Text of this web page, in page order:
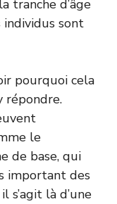
tranche d’âge
individus sont
pourquoi cela
répondre.
le
de base, qui
important des
s’agit là d’une